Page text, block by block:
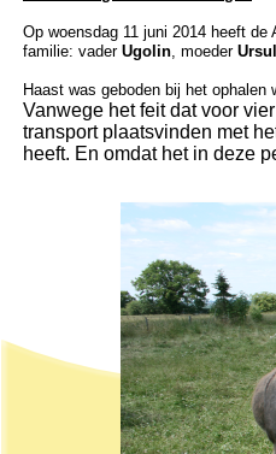
Op woensdag 11 juni 2014 heeft
familie: vader Ugolin, moeder
Haast was geboden bij het
Vanwege het feit dat voor
transport plaatsvinden met
heeft. En omdat het in deze